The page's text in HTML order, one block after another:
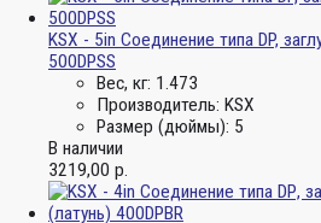
KSX - 5in Соединение типа DP,
500DPSS
Вес, кг: 1.473
Производитель: KSX
Размер (дюймы): 5
В наличии
3219,00 р.